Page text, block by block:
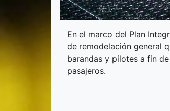
En el marco del Plan
de remodelación general
barandas y pilotes a fin
pasajeros.